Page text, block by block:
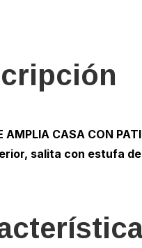
AMPLIA CASA CON
salita con estufa